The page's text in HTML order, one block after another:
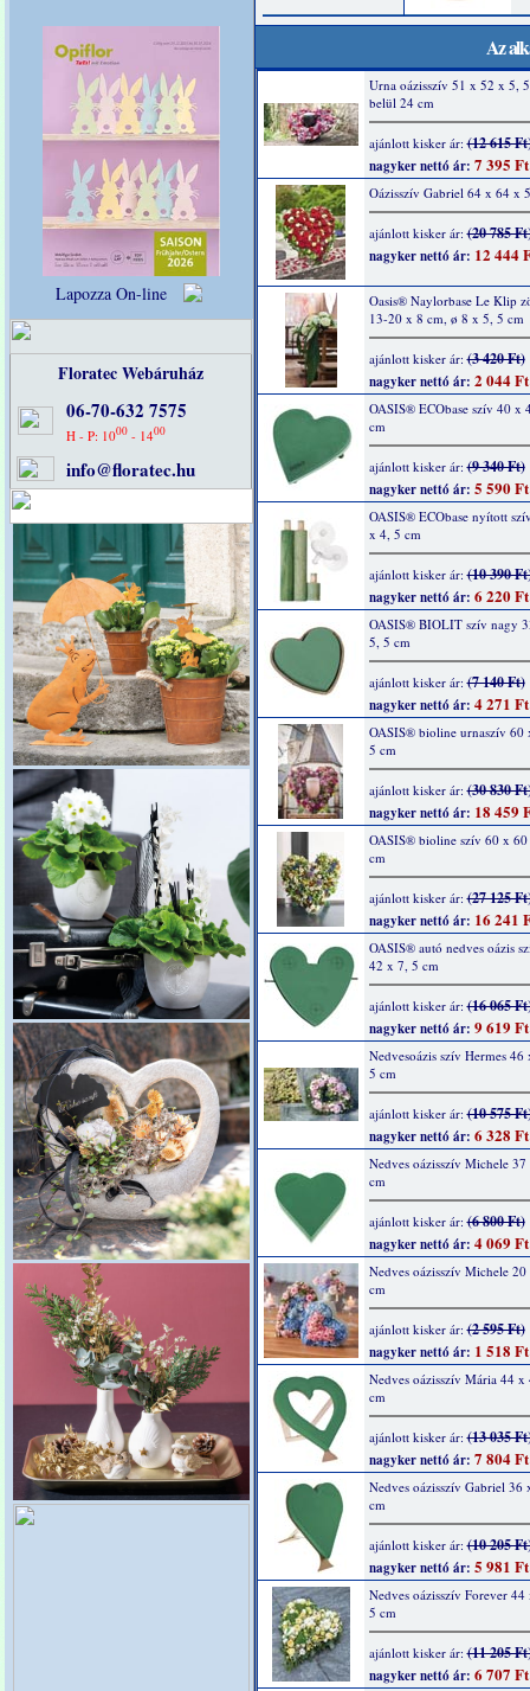
Lapozza On-line
Floratec Webáruház
06-70-632 7575
H - P: 1000 - 1400
info@floratec.hu
Az
Urna oázisszív 51 x 52 x 5,
belül 24 cm
ajánlott kisker ár:(12 615
nagyker nettó ár: 7 395 Ft
Oázisszív Gabriel 64 x 64 x
ajánlott kisker ár:(20 785
nagyker nettó ár: 12 444
Oasis® Naylorbase Le Klip
13-20 x 8 cm, ø 8 x 5, 5 cm
ajánlott kisker ár:(3 420 Ft)
nagyker nettó ár: 2 044 Ft
OASIS® ECObase szív 40 x
cm
ajánlott kisker ár:(9 340 Ft)
nagyker nettó ár: 5 590 Ft
OASIS® ECObase nyított
x 4, 5 cm
ajánlott kisker ár:(10 390
nagyker nettó ár: 6 220 Ft
OASIS® BIOLIT szív nagy
5, 5 cm
ajánlott kisker ár:(7 140 Ft)
nagyker nettó ár: 4 271 Ft
OASIS® bioline urnaszív 60
5 cm
ajánlott kisker ár:(30 830
nagyker nettó ár: 18 459
OASIS® bioline szív 60 x
cm
ajánlott kisker ár:(27 125
nagyker nettó ár: 16 241
OASIS® autó nedves oázis
42 x 7, 5 cm
ajánlott kisker ár:(16 065
nagyker nettó ár: 9 619 Ft
Nedvesoázis szív Hermes
5 cm
ajánlott kisker ár:(10 575
nagyker nettó ár: 6 328 Ft
Nedves oázisszív Michele
cm
ajánlott kisker ár:(6 800 Ft)
nagyker nettó ár: 4 069 Ft
Nedves oázisszív Michele
cm
ajánlott kisker ár:(2 595 Ft)
nagyker nettó ár: 1 518 Ft
Nedves oázisszív Mária 44
cm
ajánlott kisker ár:(13 035
nagyker nettó ár: 7 804 Ft
Nedves oázisszív Gabriel 36
cm
ajánlott kisker ár:(10 205
nagyker nettó ár: 5 981 Ft
Nedves oázisszív Forever
5 cm
ajánlott kisker ár:(11 205
nagyker nettó ár: 6 707 Ft